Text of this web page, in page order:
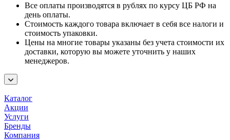
Все оплаты производятся в рублях по курсу ЦБ РФ на
день оплаты.
Стоимость каждого товара включает в себя все налоги и
стоимость упаковки.
Цены на многие товары указаны без учета стоимости их
доставки, которую вы можете уточнить у наших
менеджеров.
Каталог
Акции
Услуги
Бренды
Компания